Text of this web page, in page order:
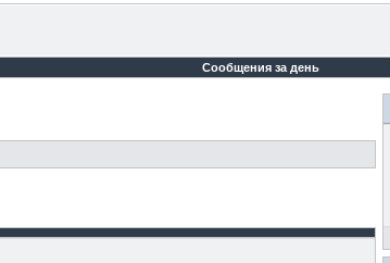
Сообщения за день